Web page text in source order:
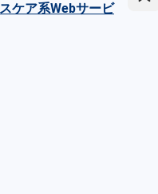
ケア系Webサービ